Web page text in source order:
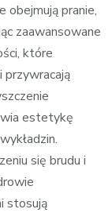
obejmują pranie,
zaawansowane
które
przywracają
estetykę
się brudu i
stosują